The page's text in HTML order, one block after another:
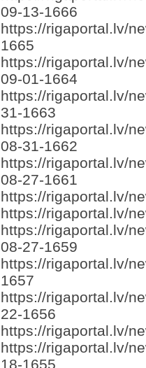
09-13-1666
https://rigaportal.lv/
1665
https://rigaportal.lv/
09-01-1664
https://rigaportal.lv/
31-1663
https://rigaportal.lv/
08-31-1662
https://rigaportal.lv/
08-27-1661
https://rigaportal.lv/
https://rigaportal.lv/
https://rigaportal.lv/
08-27-1659
https://rigaportal.lv/
1657
https://rigaportal.lv/
22-1656
https://rigaportal.lv/
https://rigaportal.lv/
18-1655